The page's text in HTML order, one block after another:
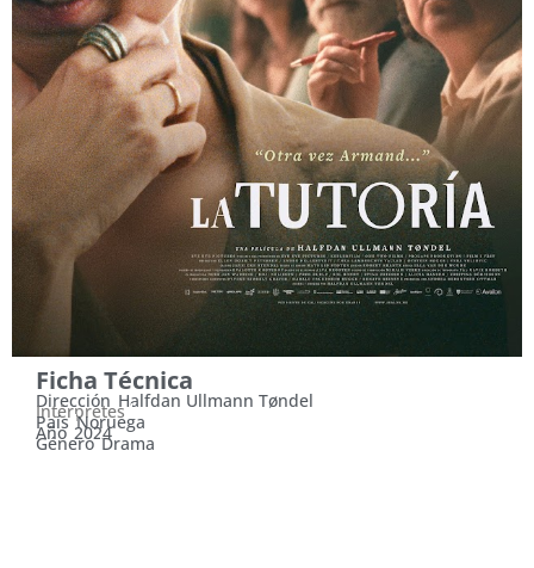
Ficha Técnica
Dirección Halfdan Ullmann Tøndel
Intérpretes
País Noruega
Año 2024
Género Drama